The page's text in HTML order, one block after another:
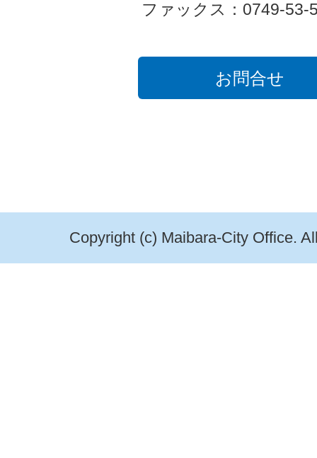
ファックス：0749-53-
お問合せ
Copyright (c) Maibara-City Office.